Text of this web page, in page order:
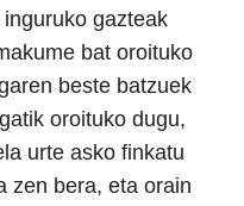
gazteak
bat oroituko
beste batzuek
oroituko dugu,
urte asko finkatu
zen bera, eta orain